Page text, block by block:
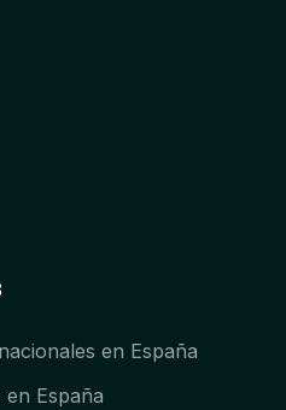
en España
España